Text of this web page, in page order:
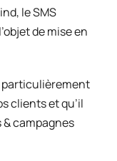
le SMS
de mise en
particulièrement
clients et qu’il
& campagnes